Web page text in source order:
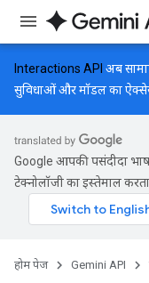
Interactions API अब
सुविधाओं और मॉडल का
Google आपकी पसंदीदा
टेक्नोलॉजी का इस्तेमाल
होम पेज Gemini API